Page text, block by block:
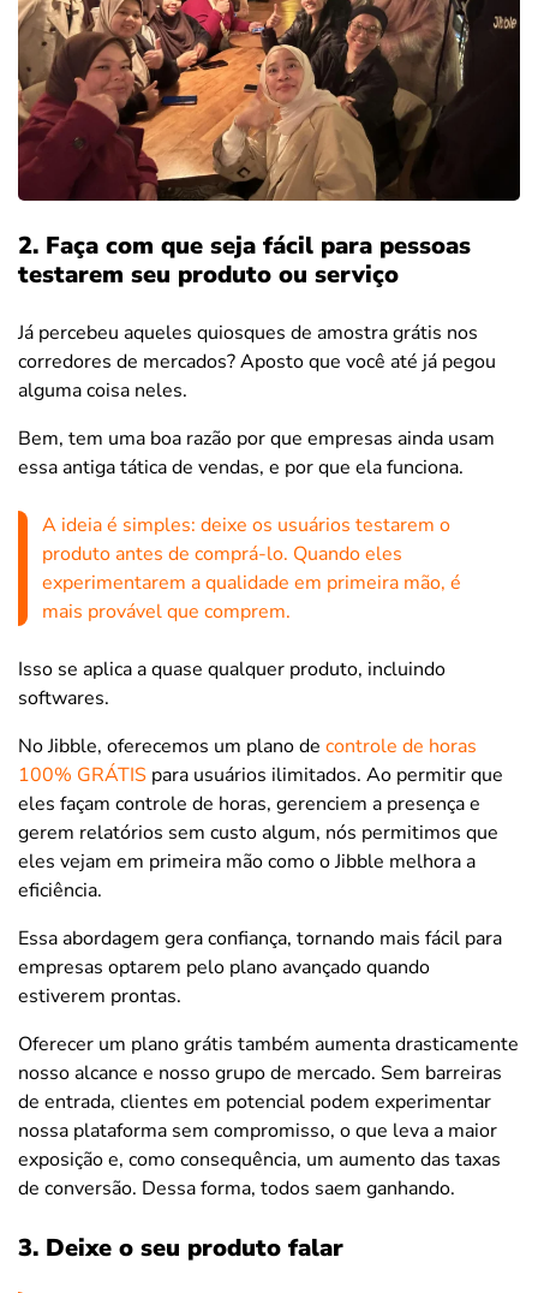
2. Faça com que seja fácil para pessoas
testarem seu produto ou serviço
Já percebeu aqueles quiosques de amostra grátis nos
corredores de mercados? Aposto que você até já pegou
alguma coisa neles.
Bem, tem uma boa razão por que empresas ainda usam
essa antiga tática de vendas, e por que ela funciona.
A ideia é simples: deixe os usuários testarem o
produto antes de comprá-lo. Quando eles
experimentarem a qualidade em primeira mão, é
mais provável que comprem.
Isso se aplica a quase qualquer produto, incluindo
softwares.
No Jibble, oferecemos um plano de controle de horas
100% GRÁTIS para usuários ilimitados. Ao permitir que
eles façam controle de horas, gerenciem a presença e
gerem relatórios sem custo algum, nós permitimos que
eles vejam em primeira mão como o Jibble melhora a
eficiência.
Essa abordagem gera confiança, tornando mais fácil para
empresas optarem pelo plano avançado quando
estiverem prontas.
Oferecer um plano grátis também aumenta drasticamente
nosso alcance e nosso grupo de mercado. Sem barreiras
de entrada, clientes em potencial podem experimentar
nossa plataforma sem compromisso, o que leva a maior
exposição e, como consequência, um aumento das taxas
de conversão. Dessa forma, todos saem ganhando.
3. Deixe o seu produto falar